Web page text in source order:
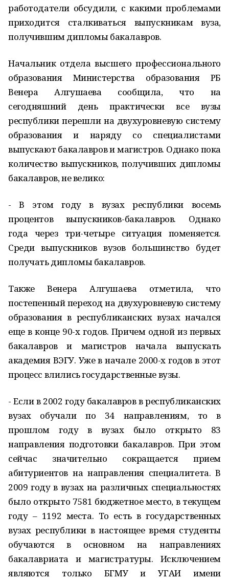
работодатели обсудили, с какими проблемами
приходится сталкиваться выпускникам вуза,
получившим дипломы бакалавров.
Начальник отдела высшего профессионального
образования Министерства образования РБ
Венера Алгушаева сообщила, что на
сегодняшний день практически все вузы
республики перешли на двухуровневую систему
образования и наряду со специалистами
выпускают бакалавров и магистров. Однако пока
количество выпускников, получивших дипломы
бакалавров, не велико:
- В этом году в вузах республики восемь
процентов выпускников-бакалавров. Однако
года через три-четыре ситуация поменяется.
Среди выпускников вузов большинство будет
получать дипломы бакалавров.
Также Венера Алгушаева отметила, что
постепенный переход на двухуровневую систему
образования в республиканских вузах начался
еще в конце 90-х годов. Причем одной из первых
бакалавров и магистров начала выпускать
академия ВЭГУ. Уже в начале 2000-х годов в этот
процесс влились государственные вузы.
- Если в 2002 году бакалавров в республиканских
вузах обучали по 34 направлениям, то в
прошлом году в вузах было открыто 83
направления подготовки бакалавров. При этом
сейчас значительно сокращается прием
абитуриентов на направления специалитета. В
2009 году в вузах на различных специальностях
было открыто 7581 бюджетное место, в текущем
году – 1192 места. То есть в государственных
вузах республики в настоящее время студенты
обучаются в основном на направлениях
бакалавриата и магистратуры. Исключением
являются только БГМУ и УГАИ имени